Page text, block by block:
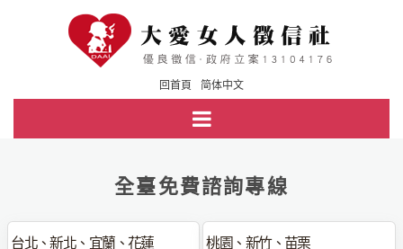
回首頁 简体中文
全臺免費諮詢專線
台北、新北、宜蘭、花蓮 桃園、新竹、苗栗